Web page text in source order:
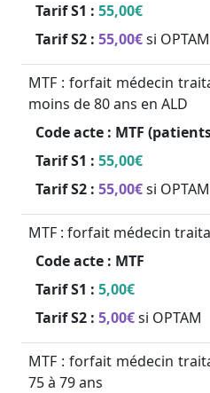
Tarif S1 : 55,00€
Tarif S2 : 55,00€si OPTAM
MTF : forfait médecin
moins de 80 ans en ALD
Code acte : MTF
Tarif S1 : 55,00€
Tarif S2 : 55,00€si OPTAM
MTF : forfait médecin
Code acte : MTF
Tarif S1 : 5,00€
Tarif S2 : 5,00€si OPTAM
MTF : forfait médecin
75 à 79 ans